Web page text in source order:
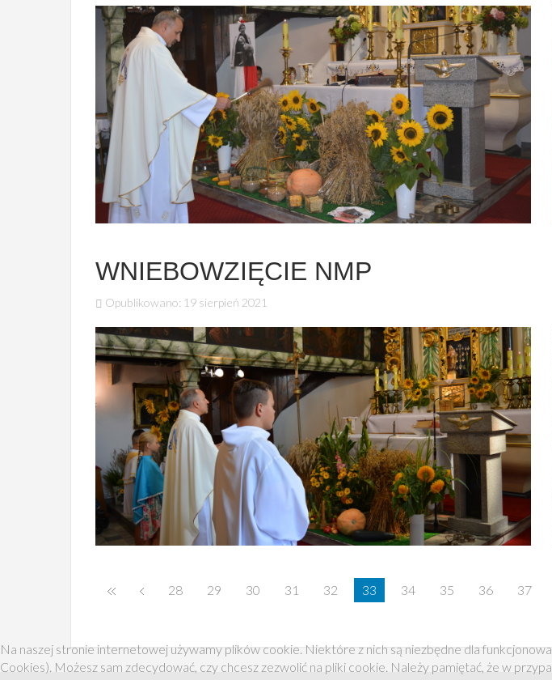
WNIEBOWZIĘCIE NMP
Opublikowano: 19 sierpień 2021
28 29 30 31 32 33 34 35 36 37
Na naszej stronie internetowej używamy plików cookie. Niektóre z nich są niezbędne dla
Cookies). Możesz sam zdecydować, czy chcesz zezwolić na pliki cookie. Należy pamiętać, że w